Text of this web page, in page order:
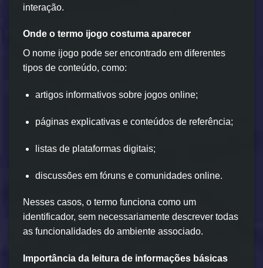
interação.
Onde o termo ijogo costuma aparecer
O nome ijogo pode ser encontrado em diferentes
tipos de conteúdo, como:
artigos informativos sobre jogos online;
páginas explicativas e conteúdos de referência;
listas de plataformas digitais;
discussões em fóruns e comunidades online.
Nesses casos, o termo funciona como um
identificador, sem necessariamente descrever todas
as funcionalidades do ambiente associado.
Importância da leitura de informações básicas